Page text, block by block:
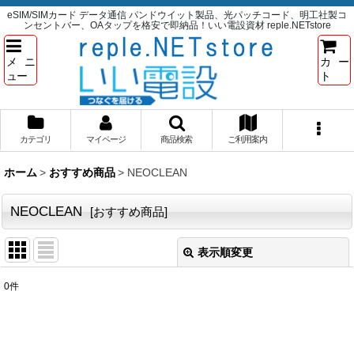
eSIM/SIMカード データ通信 パンドウイット製品、光パッチコード、明工社製コ
ンセントバー、OAタップを格安で即納品！いい電設資材 reple.NETstore
メニ
ュー
カー
ト
カテゴリ マイページ 商品検索 ご利用案内
ホーム > おすすめ商品> NEOCLEAN
NEOCLEAN [おすすめ商品]
表示順変更
0件